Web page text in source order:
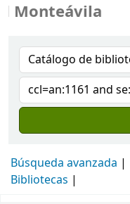
Búsqueda avanzada
Bibliotecas